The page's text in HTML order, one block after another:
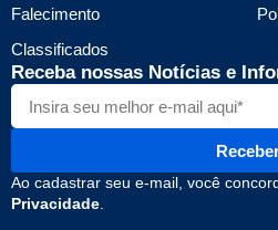
Falecimento
Classificados
Receba nossas Notícias e
Ao cadastrar seu e-mail, você
Privacidade